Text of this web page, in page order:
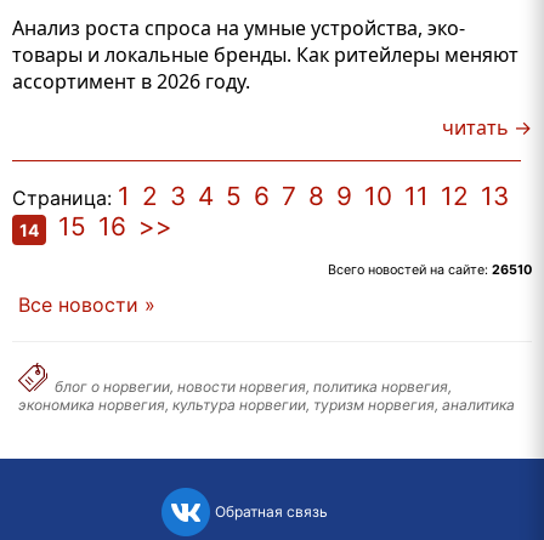
Анализ роста спроса на умные устройства, эко-
товары и локальные бренды. Как ритейлеры меняют
ассортимент в 2026 году.
читать →
Страница: 1 2 3 4 5 6 7 8 9 10 11 12 13
14 15 16 >>
Всего новостей на сайте: 26510
Все новости »
блог о норвегии, новости норвегия, политика норвегия,
экономика норвегия, культура норвегии, туризм норвегия, аналитика
Обратная связь